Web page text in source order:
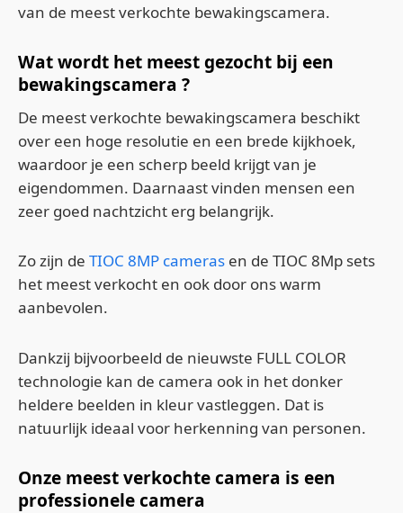
van de meest verkochte bewakingscamera.
Wat wordt het meest gezocht bij een
bewakingscamera ?
De meest verkochte bewakingscamera beschikt
over een hoge resolutie en een brede kijkhoek,
waardoor je een scherp beeld krijgt van je
eigendommen. Daarnaast vinden mensen een
zeer goed nachtzicht erg belangrijk.
Zo zijn de TIOC 8MP cameras en de TIOC 8Mp sets
het meest verkocht en ook door ons warm
aanbevolen.
Dankzij bijvoorbeeld de nieuwste FULL COLOR
technologie kan de camera ook in het donker
heldere beelden in kleur vastleggen. Dat is
natuurlijk ideaal voor herkenning van personen.
Onze meest verkochte camera is een
professionele camera